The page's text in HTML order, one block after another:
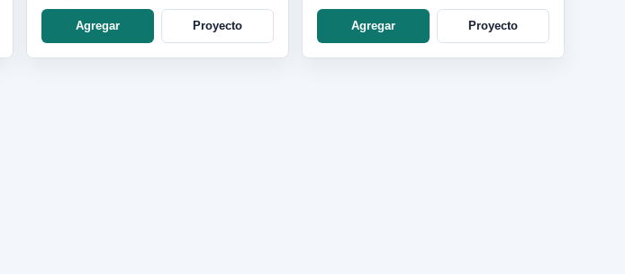
Agregar Proyecto Agregar Proyecto